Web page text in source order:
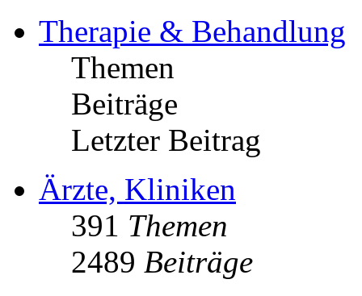
Therapie & Behandlung
Themen
Beiträge
Letzter Beitrag
Ärzte, Kliniken
391 Themen
2489 Beiträge